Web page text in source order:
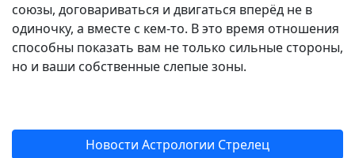
союзы, договариваться и двигаться вперёд не в
одиночку, а вместе с кем-то. В это время отношения
способны показать вам не только сильные стороны,
но и ваши собственные слепые зоны.
Новости Астрологии Стрелец